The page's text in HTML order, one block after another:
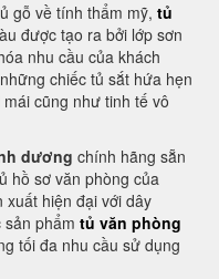
gỗ về tính thẩm mỹ, tủ
được tạo ra bởi lớp sơn
nhu cầu của khách
chiếc tủ sắt hứa hẹn
cũng như tinh tế vô
dương chính hãng sẵn
hồ sơ văn phòng của
xuất hiện đại với dây
phẩm tủ văn phòng
tối đa nhu cầu sử dụng